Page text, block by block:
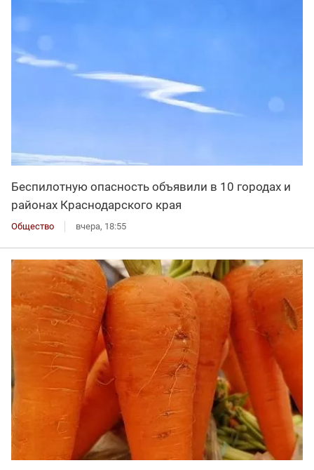
Беспилотную опасность объявили в 10 городах и
районах Краснодарского края
Общество вчера, 18:55